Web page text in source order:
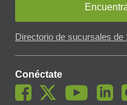
Directorio de sucursales de
Conéctate